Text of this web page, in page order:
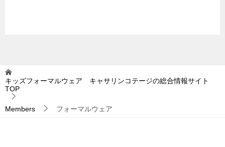
キッズフォーマルウェア キャサリンコテージの総合情報サイト
TOP
Members フォーマルウェア